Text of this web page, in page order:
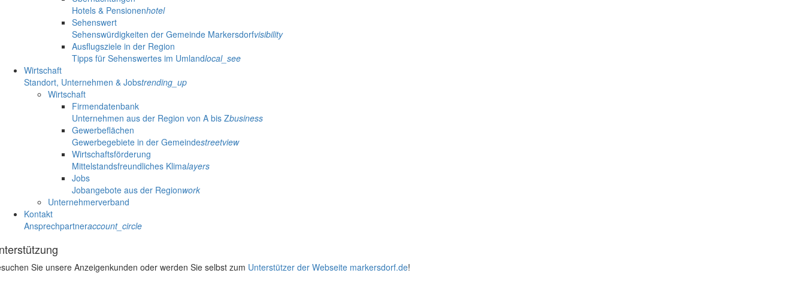
Hotels & Pensionenhotel
Sehenswert
Sehenswürdigkeiten der Gemeinde Markersdorfvisibility
Ausflugsziele in der Region
Tipps für Sehenswertes im Umlandlocal_see
Wirtschaft
Standort, Unternehmen & Jobstrending_up
Wirtschaft
Firmendatenbank
Unternehmen aus der Region von A bis Zbusiness
Gewerbeflächen
Gewerbegebiete in der Gemeindestreetview
Wirtschaftsförderung
Mittelstandsfreundliches Klimalayers
Jobs
Jobangebote aus der Regionwork
Unternehmerverband
Kontakt
Ansprechpartneraccount_circle
Sie unsere Anzeigenkunden oder werden Sie selbst zum Unterstützer der Webseite markersdorf.de!